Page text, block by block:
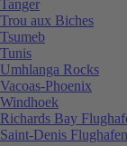
Tanger
Trou aux Biches
Tsumeb
Tunis
Umhlanga Rocks
Vacoas-Phoenix
Windhoek
Richards Bay
Saint-Denis Flughafen